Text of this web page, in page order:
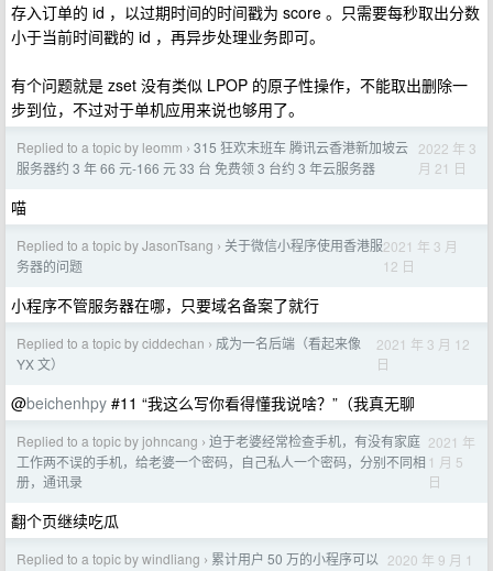
存入订单的 id ，以过期时间的时间戳为 score 。只需要每秒取出分数
小于当前时间戳的 id ，再异步处理业务即可。
有个问题就是 zset 没有类似 LPOP 的原子性操作，不能取出删除一
步到位，不过对于单机应用来说也够用了。
Replied to a topic by leomm › 315 狂欢末班车 腾讯云香港新加坡云
服务器约 3 年 66 元-166 元 33 台 免费领 3 台约 3 年云服务器
2022 年 3
月 21 日
喵
Replied to a topic by JasonTsang › 关于微信小程序使用香港服
务器的问题
2021 年 3 月
12 日
小程序不管服务器在哪，只要域名备案了就行
Replied to a topic by ciddechan › 成为一名后端（看起来像
YX 文）
2021 年 3 月 12
日
@beichenhpy #11 “我这么写你看得懂我说啥？”（我真无聊
Replied to a topic by johncang › 迫于老婆经常检查手机，有没有家庭
工作两不误的手机，给老婆一个密码，自己私人一个密码，分别不同相
册，通讯录
2021 年
1 月 5
日
翻个页继续吃瓜
Replied to a topic by windliang › 累计用户 50 万的小程序可以 2020 年 9 月 1